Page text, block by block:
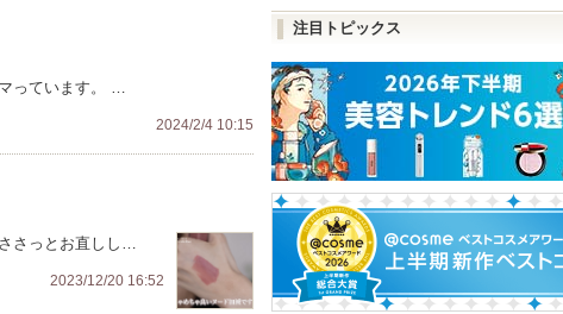
っています。 …
2024/2/4 10:15
さっとお直しし…
2023/12/20 16:52
注目トピックス